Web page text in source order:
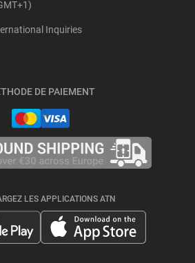
Inquiries
DE PAIEMENT
LES APPLICATIONS ATN